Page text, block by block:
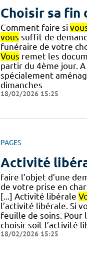
Choisir sa fin
Comment faire si
vous suffit de
funéraire de votre
Vous remet les
partir du 4ème jour.
spécialement
dimanches
18/02/2026 15:25
PAGES
Activité
faire l’objet d’une
de votre prise en
[...] Activité libérale
l’activité libérale. Si
feuille de soins. Pour
choisir soit l’activité
18/02/2026 15:25